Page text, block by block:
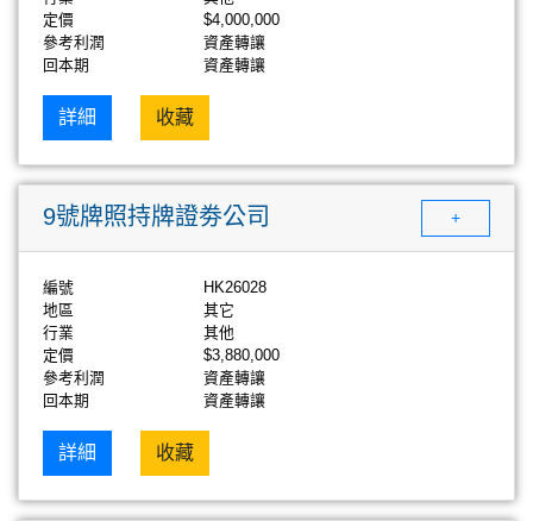
定價
$4,000,000
參考利潤
資產轉讓
回本期
資產轉讓
詳細 收藏
9號牌照持牌證劵公司 +
編號
HK26028
地區
其它
行業
其他
定價
$3,880,000
參考利潤
資產轉讓
回本期
資產轉讓
詳細 收藏